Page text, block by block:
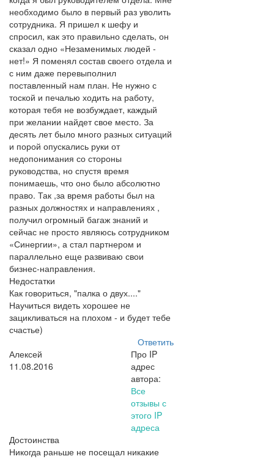
необходимо было в первый раз уволить
сотрудника. Я пришел к шефу и
спросил, как это правильно сделать, он
сказал одно «Незаменимых людей -
нет!» Я поменял состав своего отдела и
с ним даже перевыполнил
поставленный нам план. Не нужно с
тоской и печалью ходить на работу,
которая тебя не возбуждает, каждый
при желании найдет свое место. За
десять лет было много разных ситуаций
и порой опускались руки от
недопонимания со стороны
руководства, но спустя время
понимаешь, что оно было абсолютно
право. Так ,за время работы был на
разных должностях и направлениях ,
получил огромный багаж знаний и
сейчас не просто являюсь сотрудником
«Синергии», а стал партнером и
параллельно еще развиваю свои
бизнес-направления.
Недостатки
Как говориться, "палка о двух...."
Научиться видеть хорошее не
зацикливаться на плохом - и будет тебе
счастье)
Ответить
Алексей
11.08.2016
Про IP
адрес
автора:
Все
отзывы с
этого IP
адреса
Достоинства
Никогда раньше не посещал никакие